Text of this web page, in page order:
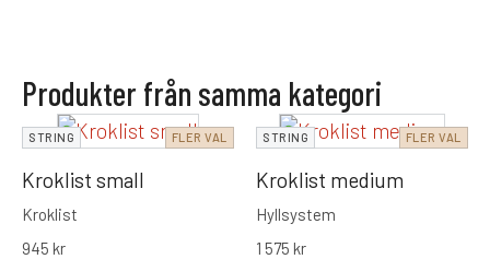
Produkter från samma kategori
STRING FLER VAL
Kroklist small
Kroklist
945 kr
STRING FLER VAL
Kroklist medium
Hyllsystem
1 575 kr